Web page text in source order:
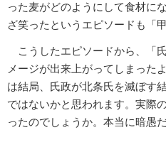
った麦がどのようにして食材に
ざ笑ったというエピソードも「
こうしたエピソードから、「
メージが出来上がってしまった
は結局、氏政が北条氏を滅ぼす
ではないかと思われます。実際
ったのでしょうか。本当に暗愚